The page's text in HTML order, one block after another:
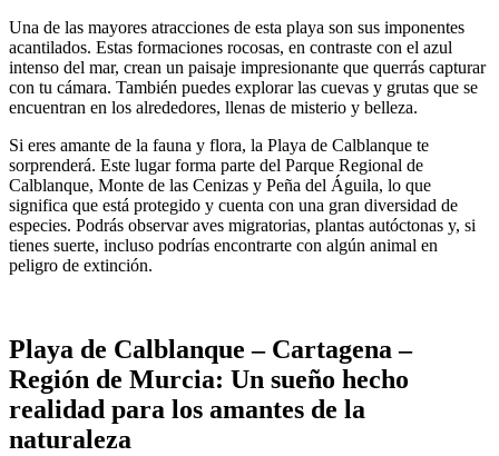
Una de las mayores atracciones de esta playa son sus imponentes
acantilados. Estas formaciones rocosas, en contraste con el azul
intenso del mar, crean un paisaje impresionante que querrás capturar
con tu cámara. También puedes explorar las cuevas y grutas que se
encuentran en los alrededores, llenas de misterio y belleza.
Si eres amante de la fauna y flora, la Playa de Calblanque te
sorprenderá. Este lugar forma parte del Parque Regional de
Calblanque, Monte de las Cenizas y Peña del Águila, lo que
significa que está protegido y cuenta con una gran diversidad de
especies. Podrás observar aves migratorias, plantas autóctonas y, si
tienes suerte, incluso podrías encontrarte con algún animal en
peligro de extinción.
Playa de Calblanque – Cartagena –
Región de Murcia: Un sueño hecho
realidad para los amantes de la
naturaleza